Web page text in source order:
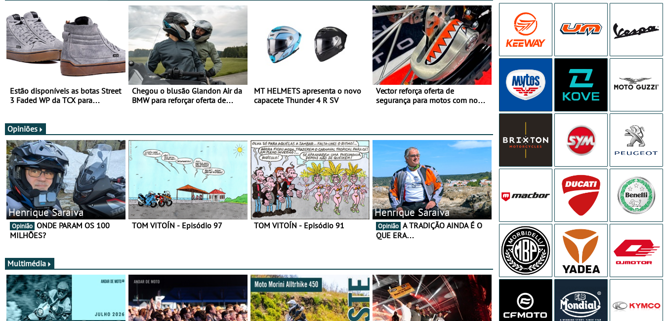
Estão disponíveis as botas Street
3 Faded WP da TCX para
Chegou o blusão Glandon Air da
BMW para reforçar oferta de
MT HELMETS apresenta o novo
capacete Thunder 4 R SV
Vector reforça oferta de
segurança para motos com nova
Opiniões
Henrique Saraiva
Opinião
MILHÕES?
TOM VITOÍN - Episódio 97 TOM VITOÍN - Episódio 91
Henrique Saraiva
Opinião
QUE ERA…
Multimédia